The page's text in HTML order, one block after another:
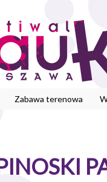
Zabawa terenowa